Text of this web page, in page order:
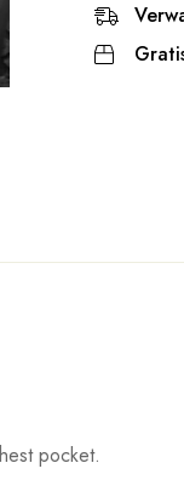
pocket.